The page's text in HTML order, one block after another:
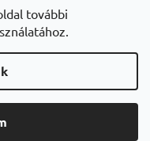
további
cannadorra.com
cannadorra.it
jog fenntartva.